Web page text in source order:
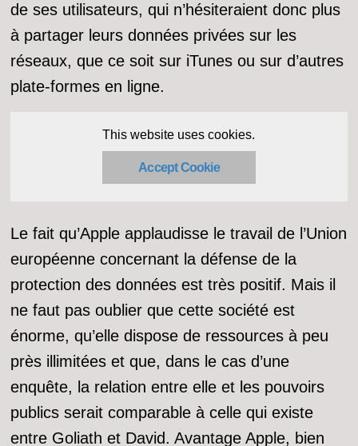
de ses utilisateurs, qui n’hésiteraient donc plus
à partager leurs données privées sur les
réseaux, que ce soit sur iTunes ou sur d’autres
plate-formes en ligne.
This website uses cookies.
Accept Cookie
Le fait qu’Apple applaudisse le travail de l’Union
européenne concernant la défense de la
protection des données est très positif. Mais il
ne faut pas oublier que cette société est
énorme, qu’elle dispose de ressources à peu
près illimitées et que, dans le cas d’une
enquête, la relation entre elle et les pouvoirs
publics serait comparable à celle qui existe
entre Goliath et David. Avantage Apple, bien